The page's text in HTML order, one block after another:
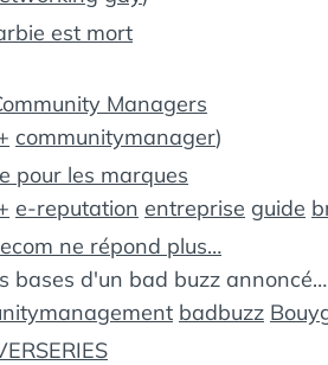
est mort
Managers
communitymanager)
pour les marques
e-reputation entreprise guide
ne répond plus…
bases d'un bad buzz annoncé…
badbuzz